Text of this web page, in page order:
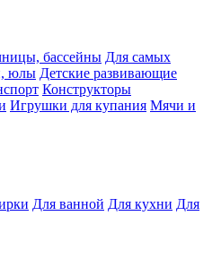
бассейны Для самых
юлы Детские развивающие
Конструкторы
Игрушки для купания Мячи и
Для ванной Для кухни Для